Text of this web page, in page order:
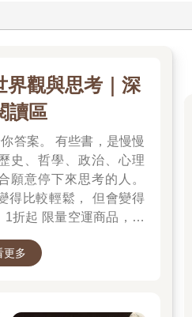
友出門，或是置身在人群中。
向者，下台回答問題或討論時，
盡我的精力。我那幾位外向的同
精神大振，下了台也期待在市區
聊重要的事，只喜歡所謂「有意
的，誰在乎誰贏了昨晚的比賽？
專家說的「內在反思」，意思是
導過一位客戶，他往往要思考很
不改用Skype，我才能知道是他
笨拙、害羞、冷漠、反社會，甚
樣，只是乍看是而已。
觀與思考｜深
讀區
答案。 有些書，是慢慢
願意停下來思考的人。
得比較輕鬆， 但會變得
更多